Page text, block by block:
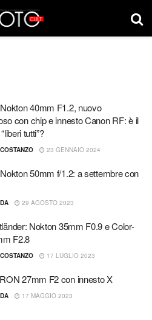
40mm F1.2, nuovo
con chip e innesto Canon RF: è il
tutti”?
23 GENNAIO 2024
50mm f/1.2: a settembre con
29 AGOSTO 2023
Nokton 35mm F0.9 e Color-
F2.8
17 LUGLIO 2023
27mm F2 con innesto X
17 MAGGIO 2023